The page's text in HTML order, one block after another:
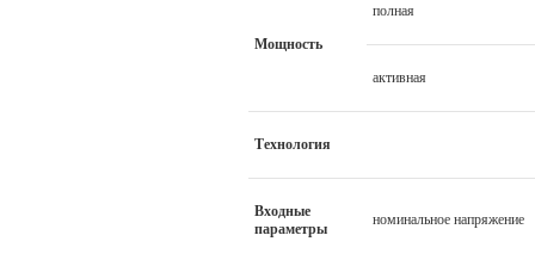
Мощность
полная
активная
Технология
Входные
параметры
номинальное напряжение